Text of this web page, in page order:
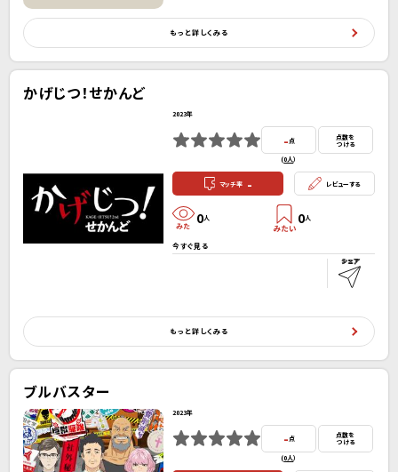
もっと詳しくみる
かげじつ！せかんど
2023年
- 点
(0人）
点数を
つける
マッチ率 - レビューする
0人 0人
今すぐ見る
もっと詳しくみる
ブルバスター
2023年
-点
(0人）
点数を
つける